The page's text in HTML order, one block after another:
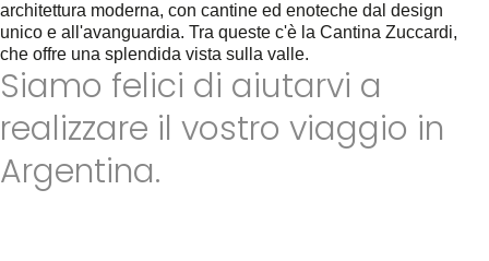
architettura moderna, con cantine ed enoteche dal design
unico e all'avanguardia. Tra queste c'è la Cantina Zuccardi,
che offre una splendida vista sulla valle.
Siamo felici di aiutarvi a
realizzare il vostro viaggio in
Argentina.